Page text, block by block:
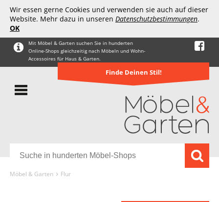
Wir essen gerne Cookies und verwenden sie auch auf dieser
Website. Mehr dazu in unseren Datenschutzbestimmungen.
OK
Mit Möbel & Garten suchen Sie in hunderten
Online-Shops gleichzeitig nach Möbeln und Wohn-
Accessoires für Haus & Garten.
Finde Deinen Stil!
Möbel & Garten Flur